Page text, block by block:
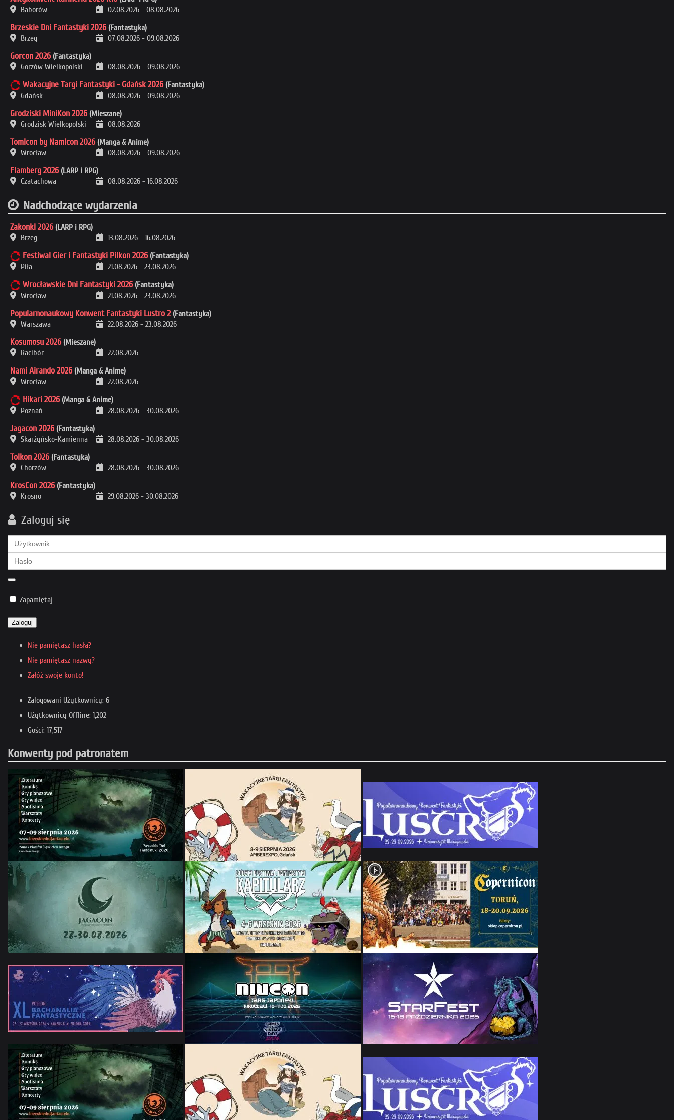
Baborów
02.08.2026 - 08.08.2026
Brzeskie Dni Fantastyki 2026 (Fantastyka)
Brzeg
07.08.2026 - 09.08.2026
Gorcon 2026 (Fantastyka)
Gorzów Wielkopolski
08.08.2026 - 09.08.2026
Wakacyjne Targi Fantastyki - Gdańsk 2026 (Fantastyka)
Gdańsk
08.08.2026 - 09.08.2026
Grodziski MiniKon 2026 (Mieszane)
Grodzisk Wielkopolski
08.08.2026
Tomicon by Namicon 2026 (Manga & Anime)
Wrocław
08.08.2026 - 09.08.2026
Flamberg 2026 (LARP i RPG)
Czatachowa
08.08.2026 - 16.08.2026
Nadchodzące wydarzenia
Zakonki 2026 (LARP i RPG)
Brzeg
13.08.2026 - 16.08.2026
Festiwal Gier i Fantastyki Pilkon 2026 (Fantastyka)
Piła
21.08.2026 - 23.08.2026
Wrocławskie Dni Fantastyki 2026 (Fantastyka)
Wrocław
21.08.2026 - 23.08.2026
Popularnonaukowy Konwent Fantastyki Lustro 2 (Fantastyka)
Warszawa
22.08.2026 - 23.08.2026
Kosumosu 2026 (Mieszane)
Racibór
22.08.2026
Nami Airando 2026 (Manga & Anime)
Wrocław
22.08.2026
Hikari 2026 (Manga & Anime)
Poznań
28.08.2026 - 30.08.2026
Jagacon 2026 (Fantastyka)
Skarżyńsko-Kamienna
28.08.2026 - 30.08.2026
Tolkon 2026 (Fantastyka)
Chorzów
28.08.2026 - 30.08.2026
KrosCon 2026 (Fantastyka)
Krosno
29.08.2026 - 30.08.2026
Zaloguj się
Zapamiętaj
Zaloguj
Nie pamiętasz hasła?
Nie pamiętasz nazwy?
Załóż swoje konto!
Zalogowani Użytkownicy: 6
Użytkownicy Offline: 1,202
Gości: 17,517
Konwenty pod patronatem